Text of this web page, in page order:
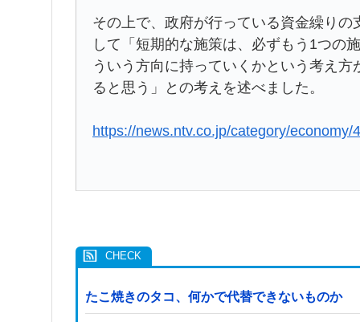
その上で、政府が行っている資金繰り
して「短期的な施策は、必ずもう1つの
ういう方向に持っていくかという考え
ると思う」との考えを述べました。
https://news.ntv.co.jp/category/
たこ焼きのタコ、何かで代替できないものか